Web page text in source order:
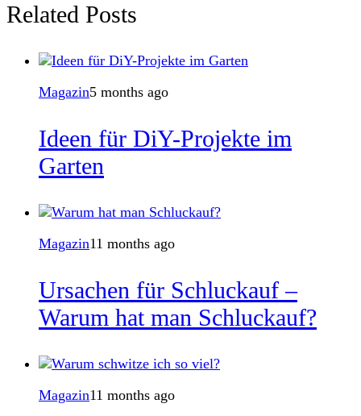
Related Posts
Magazin5 months ago
Ideen für DiY-Projekte im
Garten
Magazin11 months ago
Ursachen für Schluckauf –
Warum hat man Schluckauf?
Magazin11 months ago